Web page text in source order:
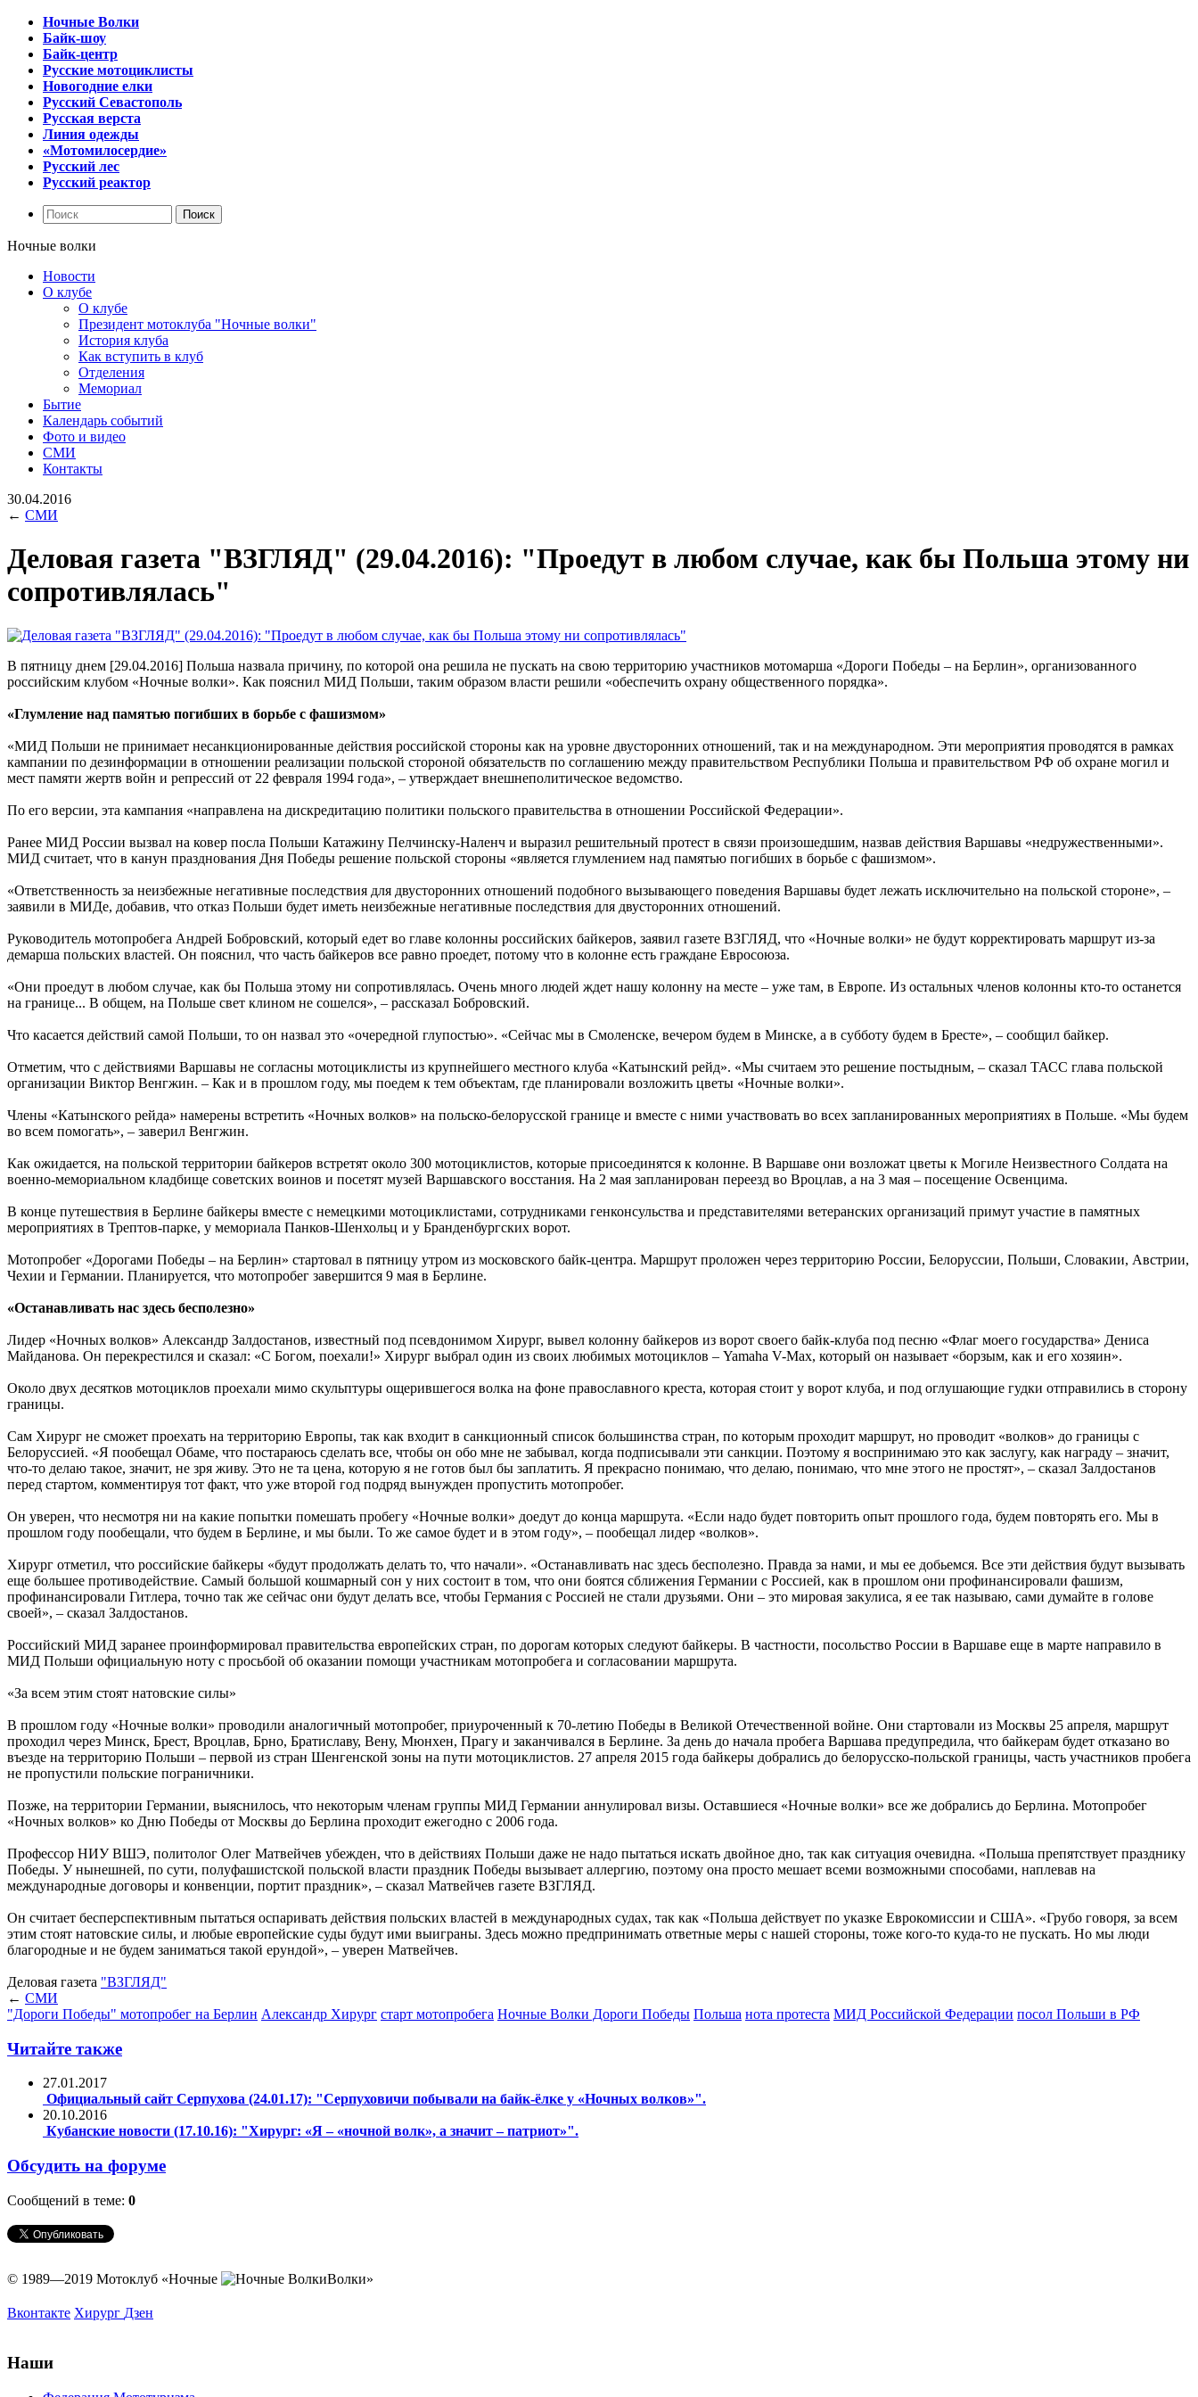
Ночные Волки
Байк-шоу
Байк-центр
Русские мотоциклисты
Новогодние елки
Русский Севастополь
Русская верста
Линия одежды
«Мотомилосердие»
Русский лес
Русский реактор
Ночные волки
Новости
О клубе
О клубе
Президент мотоклуба "Ночные волки"
История клуба
Как вступить в клуб
Отделения
Мемориал
Бытие
Календарь событий
Фото и видео
СМИ
Контакты
30.04.2016
← СМИ
Деловая газета "ВЗГЛЯД" (29.04.2016): "Проедут в любом случае, как бы Польша этому ни
сопротивлялась"
В пятницу днем [29.04.2016] Польша назвала причину, по которой она решила не пускать на свою территорию участников мотомарша «Дороги Победы – на Берлин», организованного
российским клубом «Ночные волки». Как пояснил МИД Польши, таким образом власти решили «обеспечить охрану общественного порядка».
«Глумление над памятью погибших в борьбе с фашизмом»
«МИД Польши не принимает несанкционированные действия российской стороны как на уровне двусторонних отношений, так и на международном. Эти мероприятия проводятся в рамках
кампании по дезинформации в отношении реализации польской стороной обязательств по соглашению между правительством Республики Польша и правительством РФ об охране могил и
мест памяти жертв войн и репрессий от 22 февраля 1994 года», – утверждает внешнеполитическое ведомство.
По его версии, эта кампания «направлена на дискредитацию политики польского правительства в отношении Российской Федерации».
Ранее МИД России вызвал на ковер посла Польши Катажину Пелчинску-Наленч и выразил решительный протест в связи произошедшим, назвав действия Варшавы «недружественными».
МИД считает, что в канун празднования Дня Победы решение польской стороны «является глумлением над памятью погибших в борьбе с фашизмом».
«Ответственность за неизбежные негативные последствия для двусторонних отношений подобного вызывающего поведения Варшавы будет лежать исключительно на польской стороне», –
заявили в МИДе, добавив, что отказ Польши будет иметь неизбежные негативные последствия для двусторонних отношений.
Руководитель мотопробега Андрей Бобровский, который едет во главе колонны российских байкеров, заявил газете ВЗГЛЯД, что «Ночные волки» не будут корректировать маршрут из-за
демарша польских властей. Он пояснил, что часть байкеров все равно проедет, потому что в колонне есть граждане Евросоюза.
«Они проедут в любом случае, как бы Польша этому ни сопротивлялась. Очень много людей ждет нашу колонну на месте – уже там, в Европе. Из остальных членов колонны кто-то останется
на границе... В общем, на Польше свет клином не сошелся», – рассказал Бобровский.
Что касается действий самой Польши, то он назвал это «очередной глупостью». «Сейчас мы в Смоленске, вечером будем в Минске, а в субботу будем в Бресте», – сообщил байкер.
Отметим, что с действиями Варшавы не согласны мотоциклисты из крупнейшего местного клуба «Катынский рейд». «Мы считаем это решение постыдным, – сказал ТАСС глава польской
организации Виктор Венгжин. – Как и в прошлом году, мы поедем к тем объектам, где планировали возложить цветы «Ночные волки».
Члены «Катынского рейда» намерены встретить «Ночных волков» на польско-белорусской границе и вместе с ними участвовать во всех запланированных мероприятиях в Польше. «Мы будем
во всем помогать», – заверил Венгжин.
Как ожидается, на польской территории байкеров встретят около 300 мотоциклистов, которые присоединятся к колонне. В Варшаве они возложат цветы к Могиле Неизвестного Солдата на
военно-мемориальном кладбище советских воинов и посетят музей Варшавского восстания. На 2 мая запланирован переезд во Вроцлав, а на 3 мая – посещение Освенцима.
В конце путешествия в Берлине байкеры вместе с немецкими мотоциклистами, сотрудниками генконсульства и представителями ветеранских организаций примут участие в памятных
мероприятиях в Трептов-парке, у мемориала Панков-Шенхольц и у Бранденбургских ворот.
Мотопробег «Дорогами Победы – на Берлин» стартовал в пятницу утром из московского байк-центра. Маршрут проложен через территорию России, Белоруссии, Польши, Словакии, Австрии,
Чехии и Германии. Планируется, что мотопробег завершится 9 мая в Берлине.
«Останавливать нас здесь бесполезно»
Лидер «Ночных волков» Александр Залдостанов, известный под псевдонимом Хирург, вывел колонну байкеров из ворот своего байк-клуба под песню «Флаг моего государства» Дениса
Майданова. Он перекрестился и сказал: «С Богом, поехали!» Хирург выбрал один из своих любимых мотоциклов – Yamaha V-Max, который он называет «борзым, как и его хозяин».
Около двух десятков мотоциклов проехали мимо скульптуры ощерившегося волка на фоне православного креста, которая стоит у ворот клуба, и под оглушающие гудки отправились в сторону
границы.
Сам Хирург не сможет проехать на территорию Европы, так как входит в санкционный список большинства стран, по которым проходит маршрут, но проводит «волков» до границы с
Белоруссией. «Я пообещал Обаме, что постараюсь сделать все, чтобы он обо мне не забывал, когда подписывали эти санкции. Поэтому я воспринимаю это как заслугу, как награду – значит,
что-то делаю такое, значит, не зря живу. Это не та цена, которую я не готов был бы заплатить. Я прекрасно понимаю, что делаю, понимаю, что мне этого не простят», – сказал Залдостанов
перед стартом, комментируя тот факт, что уже второй год подряд вынужден пропустить мотопробег.
Он уверен, что несмотря ни на какие попытки помешать пробегу «Ночные волки» доедут до конца маршрута. «Если надо будет повторить опыт прошлого года, будем повторять его. Мы в
прошлом году пообещали, что будем в Берлине, и мы были. То же самое будет и в этом году», – пообещал лидер «волков».
Хирург отметил, что российские байкеры «будут продолжать делать то, что начали». «Останавливать нас здесь бесполезно. Правда за нами, и мы ее добьемся. Все эти действия будут вызывать
еще большее противодействие. Самый большой кошмарный сон у них состоит в том, что они боятся сближения Германии с Россией, как в прошлом они профинансировали фашизм,
профинансировали Гитлера, точно так же сейчас они будут делать все, чтобы Германия с Россией не стали друзьями. Они – это мировая закулиса, я ее так называю, сами думайте в голове
своей», – сказал Залдостанов.
Российский МИД заранее проинформировал правительства европейских стран, по дорогам которых следуют байкеры. В частности, посольство России в Варшаве еще в марте направило в
МИД Польши официальную ноту с просьбой об оказании помощи участникам мотопробега и согласовании маршрута.
«За всем этим стоят натовские силы»
В прошлом году «Ночные волки» проводили аналогичный мотопробег, приуроченный к 70-летию Победы в Великой Отечественной войне. Они стартовали из Москвы 25 апреля, маршрут
проходил через Минск, Брест, Вроцлав, Брно, Братиславу, Вену, Мюнхен, Прагу и заканчивался в Берлине. За день до начала пробега Варшава предупредила, что байкерам будет отказано во
въезде на территорию Польши – первой из стран Шенгенской зоны на пути мотоциклистов. 27 апреля 2015 года байкеры добрались до белорусско-польской границы, часть участников пробега
не пропустили польские пограничники.
Позже, на территории Германии, выяснилось, что некоторым членам группы МИД Германии аннулировал визы. Оставшиеся «Ночные волки» все же добрались до Берлина. Мотопробег
«Ночных волков» ко Дню Победы от Москвы до Берлина проходит ежегодно с 2006 года.
Профессор НИУ ВШЭ, политолог Олег Матвейчев убежден, что в действиях Польши даже не надо пытаться искать двойное дно, так как ситуация очевидна. «Польша препятствует празднику
Победы. У нынешней, по сути, полуфашистской польской власти праздник Победы вызывает аллергию, поэтому она просто мешает всеми возможными способами, наплевав на
международные договоры и конвенции, портит праздник», – сказал Матвейчев газете ВЗГЛЯД.
Он считает бесперспективным пытаться оспаривать действия польских властей в международных судах, так как «Польша действует по указке Еврокомиссии и США». «Грубо говоря, за всем
этим стоят натовские силы, и любые европейские суды будут ими выиграны. Здесь можно предпринимать ответные меры с нашей стороны, тоже кого-то куда-то не пускать. Но мы люди
благородные и не будем заниматься такой ерундой», – уверен Матвейчев.
Деловая газета "ВЗГЛЯД"
← СМИ
"Дороги Победы" мотопробег на Берлин Александр Хирург старт мотопробега Ночные Волки Дороги Победы Польша нота протеста МИД Российской Федерации посол Польши в РФ
Читайте также
27.01.2017
Официальный сайт Серпухова (24.01.17): "Серпуховичи побывали на байк-ёлке у «Ночных волков»".
20.10.2016
Кубанские новости (17.10.16): "Хирург: «Я – «ночной волк», а значит – патриот»".
Обсудить на форуме
Сообщений в теме: 0
© 1989—2019 Мотоклуб «Ночные Волки»
Вконтакте Хирург Дзен
Наши